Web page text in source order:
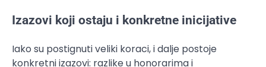
Izazovi koji ostaju i konkretne inicijative
Iako su postignuti veliki koraci, i dalje postoje
konkretni izazovi: razlike u honorarima i